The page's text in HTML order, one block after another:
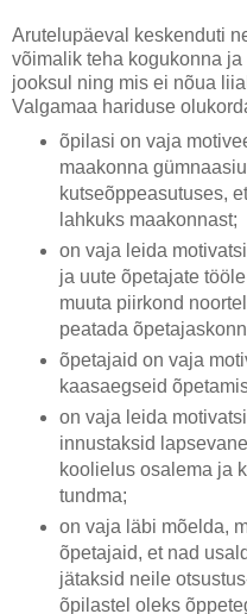
Arutelupäeval keskenduti
võimalik teha kogukonna
jooksul ning mis ei nõua
Valgamaa hariduse
õpilasi on vaja
maakonna
kutseõppeasutuses,
lahkuks maakonnast;
on vaja leida
ja uute õpetajate
muuta piirkond
peatada
õpetajaid on vaja
kaasaegseid
on vaja leida
innustaksid
koolielus osalema ja
tundma;
on vaja läbi mõelda,
õpetajaid, et nad
jätaksid neile
õpilastel oleks